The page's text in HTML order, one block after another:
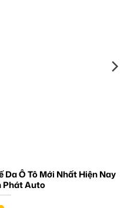
Da Ô Tô Mới Nhất Hiện Nay
Phát Auto